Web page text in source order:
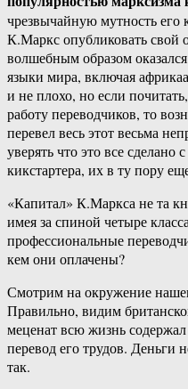
чрезвычайную мутность
К.Маркс опубликовать свой
волшебным образом
языки мира, включая
и не плохо, но если
работу переводчиков, то
перевел весь этот весьма
уверять что это все
кикстартера, их в ту пору
«Капитал» К.Маркса не та
имея за спиной четыре
профессиональные
кем они оплачены?
Смотрим на окружение
Правильно, видим
меценат всю жизнь
перевод его трудов. Деньги
так.